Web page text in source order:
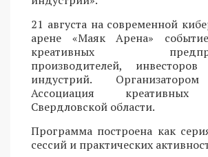
21 августа на современной
арене «Маяк Арена»
креативных
производителей,
индустрий.
Ассоциация креативных
Свердловской области.
Программа построена как
сессий и практических